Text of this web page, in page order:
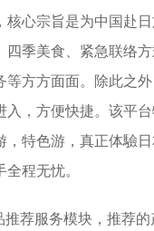
心宗旨是为中国赴日
季美食、紧急联络
方方面面。除此之
，方便快捷。该平
特色游，真正体驗
程无忧。
荐服务模块，推荐